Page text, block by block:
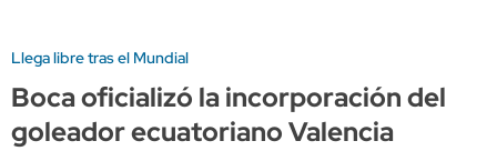
Llega libre tras el Mundial
Boca oficializó la incorporación del
goleador ecuatoriano Valencia